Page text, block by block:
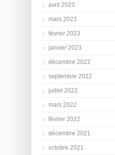
avril 2023
mars 2023
février 2023
janvier 2023
décembre 2022
septembre 2022
juillet 2022
mars 2022
février 2022
décembre 2021
octobre 2021